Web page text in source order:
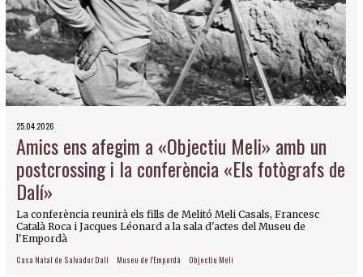
25.04.2026
Amics ens afegim a «Objectiu Meli» amb un
postcrossing i la conferència «Els fotògrafs de
Dalí»
La conferència reunirà els fills de Melitó Meli Casals, Francesc
Català Roca i Jacques Léonard a la sala d'actes del Museu de
l'Empordà
Casa Natal de Salvador Dalí Museu de l'Empordà Objectiu Meli